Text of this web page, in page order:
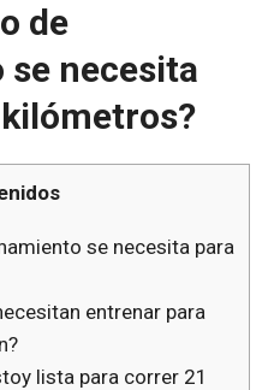
de
necesita
se necesita para
entrenar para
lista para correr 21